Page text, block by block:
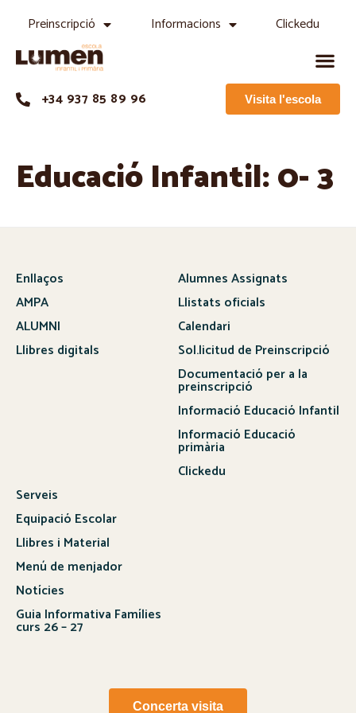
Preinscripció Informacions Clickedu
+34 937 85 89 96 Visita l'escola
Educació Infantil: 0- 3
Enllaços
AMPA
ALUMNI
Llibres digitals
Alumnes Assignats
Llistats oficials
Calendari
Sol.licitud de Preinscripció
Documentació per a la
preinscripció
Informació Educació Infantil
Informació Educació
primària
Clickedu
Serveis
Equipació Escolar
Llibres i Material
Menú de menjador
Notícies
Guia Informativa Famílies
curs 26 – 27
Concerta visita